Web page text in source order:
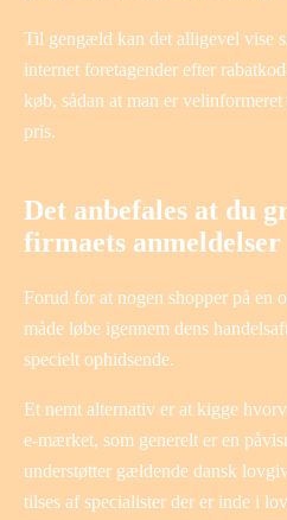
Til gengæld kan det alligevel vise
internet foretagender efter
køb, sådan at man er
pris.
Det anbefales at du
firmaets anmeldelser
Forud for at nogen shopper på en
måde løbe igennem dens
specielt ophidsende.
Et nemt alternativ er at kigge
e-mærket, som generelt er en
understøtter gældende dansk
tilses af specialister der er inde i